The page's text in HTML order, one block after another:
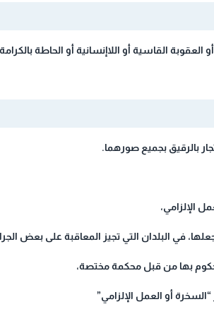
العقوبة القاسية أو اللاإنسانية أو الحاطة
بها من قبل محكمة مختصة،
أو العمل الإلزامي”